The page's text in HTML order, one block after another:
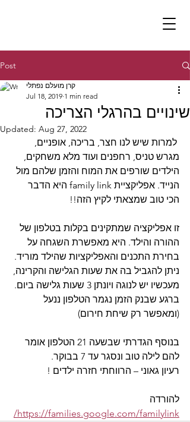
Post
שינויים בהרגלי הצריכה
קרן מועלם נפתלי
Jul 18, 2019 1 min read
Updated: Aug 27, 2022
למרות שיש לנו חצר, בריכה, אופניים,
מגרש טניס, רחפנים ועוד מלא משחקים,
הילדים שורפים את המוח והזמן שלהם מול
הנייד. אפליקציית family link היא הדבר
הכי טוב שמצאתי לקיץ הזה!!
זו אפליקציה שמתקינים בקלות בטלפון של
ההורה והילד. היא מאפשרת השגחה על
בחירת התכנים והאפליקציות שהילד מוריד.
ניתן להגביל בה את שעות הגלישה והקרינה,
מעכשיו יש לנוגה ויונתן 3 שעות גלישה ביום.
ברגע שבנק הזמן נגמר הטלפון ננעל
(ומאפשר רק שיחת חירום)
בנוסף הגדרתי שבשעה 21 הטלפון אומר
להם לילה טוב ונסגר עד 7 בבוקר.
רעיון גאוני – הרווחתי חזרה ילדים !
להורדה
https://families.google.com/familylink/